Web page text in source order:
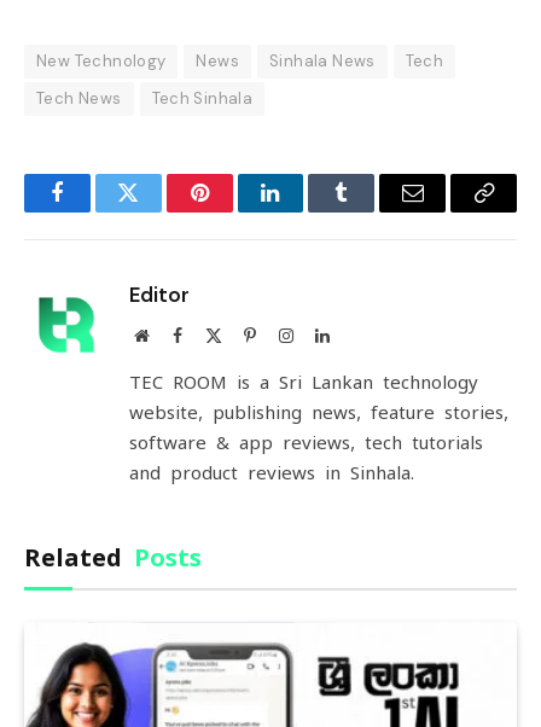
New Technology News Sinhala News
Tech
Tech News
Tech Sinhala
FacebookTwitter PinterestLinkedInTumblr Email
Copy
Editor
WebsiteFacebook PinterestInstagramLinkedIn
TEC ROOM is a Sri Lankan technology
website, publishing news, feature stories,
software & app reviews, tech tutorials
and product reviews in Sinhala.
Related Posts